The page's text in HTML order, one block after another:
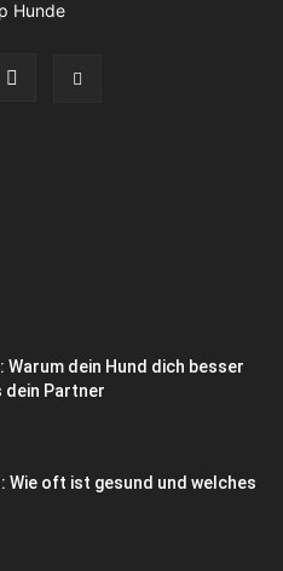
Warum dein Hund dich besser
Partner
Wie oft ist gesund und welches